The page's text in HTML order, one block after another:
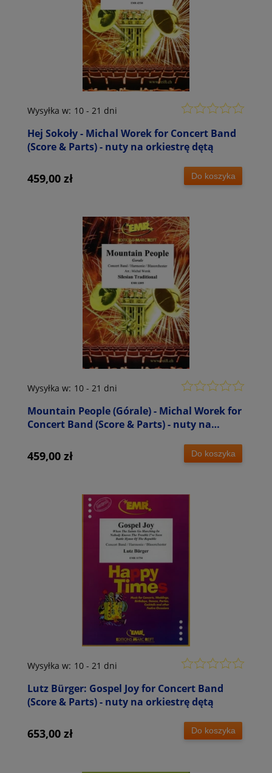
Hej Sokoły - Michal Worek for Concert Band
(Score & Parts) - nuty na orkiestrę dętą
Wysyłka w: 10 - 21 dni
459,00 zł Do koszyka
Mountain People (Górale) - Michal Worek for
Concert Band (Score & Parts) - nuty na
Wysyłka w: 10 - 21 dni
459,00 zł Do koszyka
Lutz Bürger: Gospel Joy for Concert Band
(Score & Parts) - nuty na orkiestrę dętą
Wysyłka w: 10 - 21 dni
653,00 zł Do koszyka